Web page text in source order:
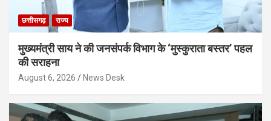
छत्तीसगढ़ राज्य
मुख्यमंत्री साय ने की जनसंपर्क विभाग के ‘मुस्कुराता बस्तर’ पहल
की सराहना
August 6, 2026 News Desk